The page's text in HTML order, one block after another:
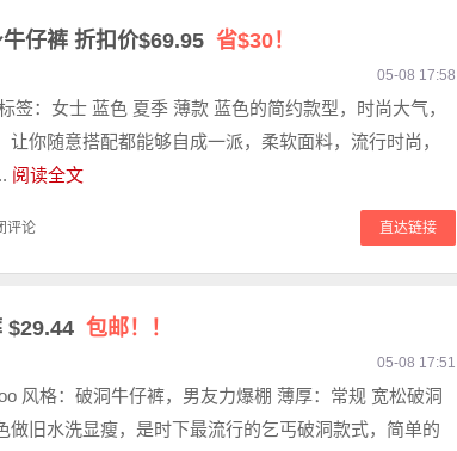
仔裤 折扣价$69.95 省$30！
05-08 17:58
签：女士 蓝色 夏季 薄款 蓝色的简约款型，时尚大气，
让你随意搭配都能够自成一派，柔软面料，流行时尚，
阅读全文
直达链接
评论
$29.44 包邮！！
05-08 17:51
风格：破洞牛仔裤，男友力爆棚 薄厚：常规 宽松破洞
做旧水洗显瘦，是时下最流行的乞丐破洞款式，简单的